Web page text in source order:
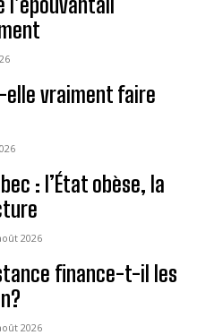
vraiment faire
: l’État obèse, la
2026
finance-t-il les
2026